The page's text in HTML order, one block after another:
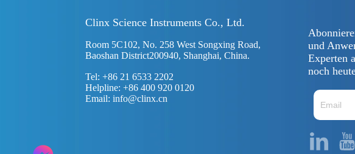
Clinx Science Instruments Co., Ltd.
Room 5C102, No. 258 West Songxing Road,
Baoshan District200940, Shanghai, China.
Tel: +86 21 6533 2202
Helpline: +86 400 920 0120
Email:info@clinx.cn
und
Experten
noch